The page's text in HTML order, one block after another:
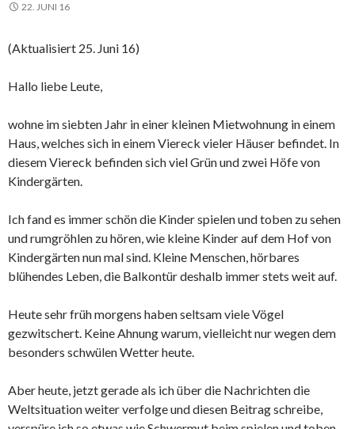
22. JUNI 16
(Aktualisiert 25. Juni 16)
Hallo liebe Leute,
wohne im siebten Jahr in einer kleinen Mietwohnung in einem
Haus, welches sich in einem Viereck vieler Häuser befindet. In
diesem Viereck befinden sich viel Grün und zwei Höfe von
Kindergärten.
Ich fand es immer schön die Kinder spielen und toben zu sehen
und rumgröhlen zu hören, wie kleine Kinder auf dem Hof von
Kindergärten nun mal sind. Kleine Menschen, hörbares
blühendes Leben, die Balkontür deshalb immer stets weit auf.
Heute sehr früh morgens haben seltsam viele Vögel
gezwitschert. Keine Ahnung warum, vielleicht nur wegen dem
besonders schwülen Wetter heute.
Aber heute, jetzt gerade als ich über die Nachrichten die
Weltsituation weiter verfolge und diesen Beitrag schreibe,